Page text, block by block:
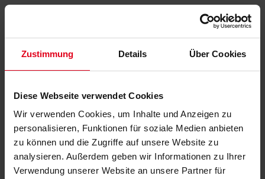
Zustimmung Details Über Cookies
Diese Webseite verwendet Cookies
Wir verwenden Cookies, um Inhalte und Anzeigen zu
personalisieren, Funktionen für soziale Medien anbieten
zu können und die Zugriffe auf unsere Website zu
analysieren. Außerdem geben wir Informationen zu Ihrer
Verwendung unserer Website an unsere Partner für